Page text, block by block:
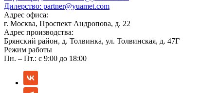
Дилерство: partner@yuamet.com
Адрес офиса:
г. Москва, Проспект Андропова, д. 22
Адрес производства:
Брянский район, д. Толвинка, ул. Толвинская, д. 47Г
Режим работы
Пн. – Пт.: с 9:00 до 18:00